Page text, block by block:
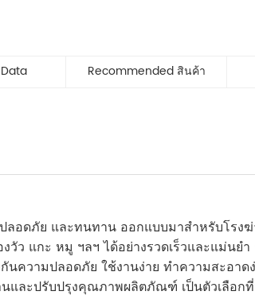
Recommended สินค้า
อดภัย และทนทาน ออกแบบมาสำหรับโรงฆ่
แกะ หมู ฯลฯ ได้อย่างรวดเร็วและแม่นยำ
ความปลอดภัย ใช้งานง่าย ทำความสะอาด
และปรับปรุงคุณภาพผลิตภัณฑ์ เป็นตัวเลือก